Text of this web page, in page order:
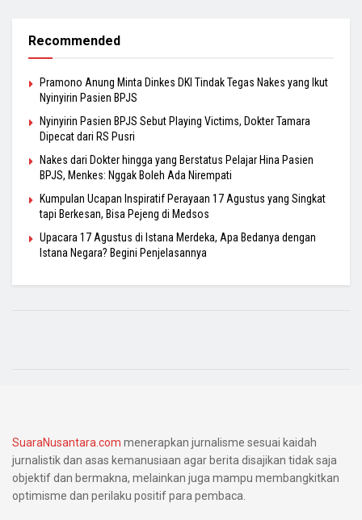
Recommended
Pramono Anung Minta Dinkes DKI Tindak Tegas Nakes yang Ikut
Nyinyirin Pasien BPJS
Nyinyirin Pasien BPJS Sebut Playing Victims, Dokter Tamara
Dipecat dari RS Pusri
Nakes dari Dokter hingga yang Berstatus Pelajar Hina Pasien
BPJS, Menkes: Nggak Boleh Ada Nirempati
Kumpulan Ucapan Inspiratif Perayaan 17 Agustus yang Singkat
tapi Berkesan, Bisa Pejeng di Medsos
Upacara 17 Agustus di Istana Merdeka, Apa Bedanya dengan
Istana Negara? Begini Penjelasannya
SuaraNusantara.com menerapkan jurnalisme sesuai kaidah
jurnalistik dan asas kemanusiaan agar berita disajikan tidak saja
objektif dan bermakna, melainkan juga mampu membangkitkan
optimisme dan perilaku positif para pembaca.